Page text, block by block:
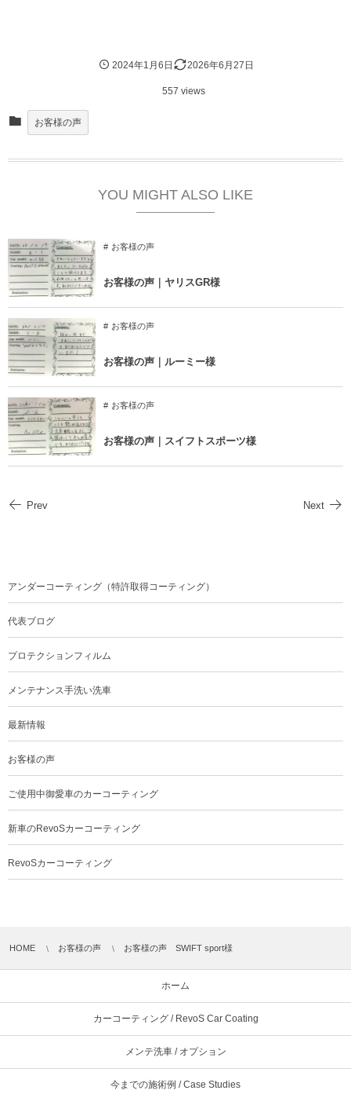
2024年1月6日 2026年6月27日
557 views
お客様の声
YOU MIGHT ALSO LIKE
お客様の声
お客様の声｜ヤリスGR様
お客様の声
お客様の声｜ルーミー様
お客様の声
お客様の声｜スイフトスポーツ様
Prev Next
アンダーコーティング（特許取得コーティング）
代表ブログ
プロテクションフィルム
メンテナンス手洗い洗車
最新情報
お客様の声
ご使用中御愛車のカーコーティング
新車のRevoSカーコーティング
RevoSカーコーティング
HOME お客様の声 お客様の声 SWIFT sport様
ホーム
カーコーティング / RevoS Car Coating
メンテ洗車 / オプション
今までの施術例 / Case Studies